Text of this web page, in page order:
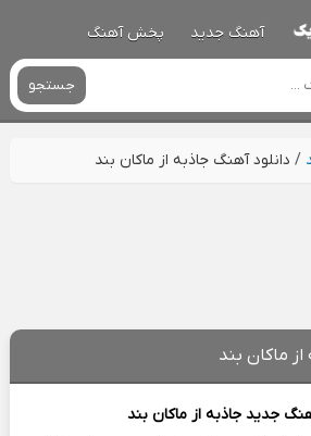
آهنگ جدید پخش آهنگ
جستجو
/ دانلود آهنگ جاذبه از ماکان بند
ماکان بند
جدید جاذبه ازماکان بند